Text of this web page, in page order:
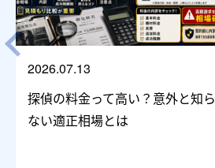
2026.07.13
探偵の料金って高い？意外と知ら
ない適正相場とは